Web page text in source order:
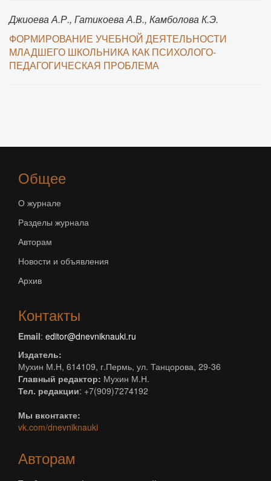
Джиоева А.Р., Гатикоева А.В., Камболова К.Э.
ФОРМИРОВАНИЕ УЧЕБНОЙ ДЕЯТЕЛЬНОСТИ
МЛАДШЕГО ШКОЛЬНИКА КАК ПСИХОЛОГО-
ПЕДАГОГИЧЕСКАЯ ПРОБЛЕМА
Общее
О журнале
Разделы журнала
Авторам
Новости и объявления
Архив
Контакты
Email: editor@dnevniknauki.ru
Издатель:
Мухин М.Н, 614109, г.Пермь, ул. Танцорова, 29-36
Главный редактор: Мухин М.Н.
Тел. редакции: +7(909)7274192
Мы вконтакте:
vk.com/dnevniknauki
Авторам